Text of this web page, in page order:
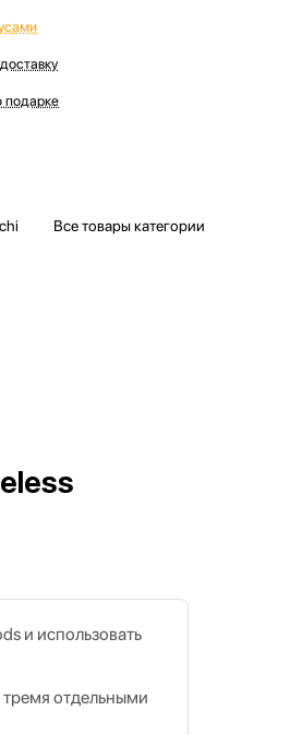
подарке
Все товары категории
и использовать
тремя отдельными